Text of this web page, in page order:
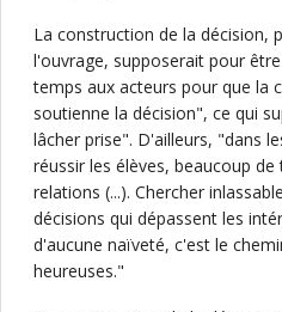
La construction de la décision,
l'ouvrage, supposerait pour
temps aux acteurs pour que la
soutienne la décision", ce qui
lâcher prise". D'ailleurs, "dans
réussir les élèves, beaucoup
relations (...). Chercher
décisions qui dépassent les
d'aucune naïveté, c'est le
heureuses."